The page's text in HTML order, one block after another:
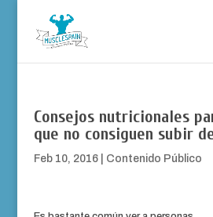
Consejos nutricionales
que no consiguen subir
Feb 10, 2016| Contenido Público